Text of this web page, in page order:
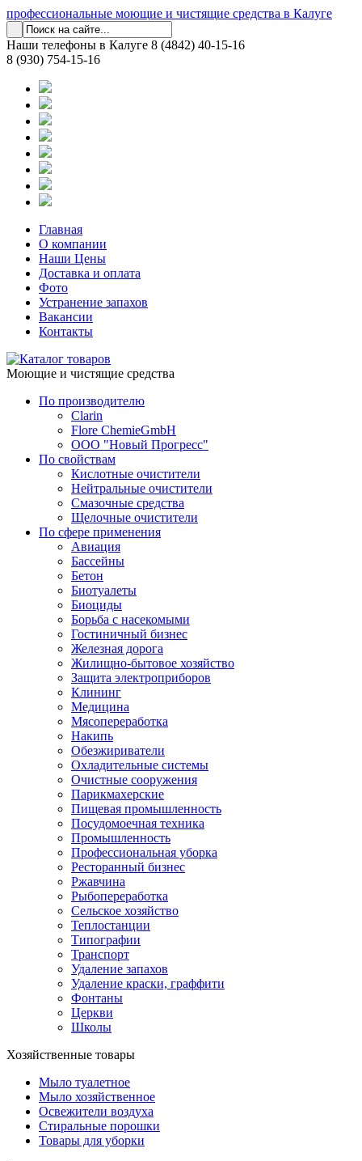
профессиональные моющие и чистящие средства в Калуге
Наши телефоны в Калуге 8 (4842) 40-15-16
8 (930) 754-15-16
Главная
О компании
Наши Цены
Доставка и оплата
Фото
Устранение запахов
Вакансии
Контакты
Моющие и чистящие средства
По производителю
Clarin
Flore ChemieGmbH
ООО "Новый Прогресс"
По свойствам
Кислотные очистители
Нейтральные очистители
Смазочные средства
Щелочные очистители
По сфере применения
Авиация
Бассейны
Бетон
Биотуалеты
Биоциды
Борьба с насекомыми
Гостиничный бизнес
Железная дорога
Жилищно-бытовое хозяйство
Защита электроприборов
Клининг
Медицина
Мясопереработка
Накипь
Обезжириватели
Охладительные системы
Очистные сооружения
Парикмахерские
Пищевая промышленность
Посудомоечная техника
Промышленность
Профессиональная уборка
Ресторанный бизнес
Ржавчина
Рыбопереработка
Сельское хозяйство
Теплостанции
Типографии
Транспорт
Удаление запахов
Удаление краски, граффити
Фонтаны
Церкви
Школы
Хозяйственные товары
Мыло туалетное
Мыло хозяйственное
Освежители воздуха
Стиральные порошки
Товары для уборки